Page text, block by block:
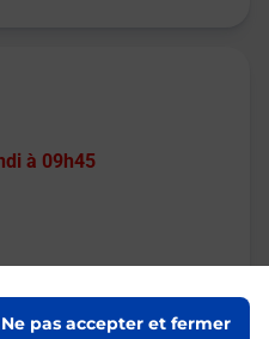
Ne pas accepter et fermer
à 09h45